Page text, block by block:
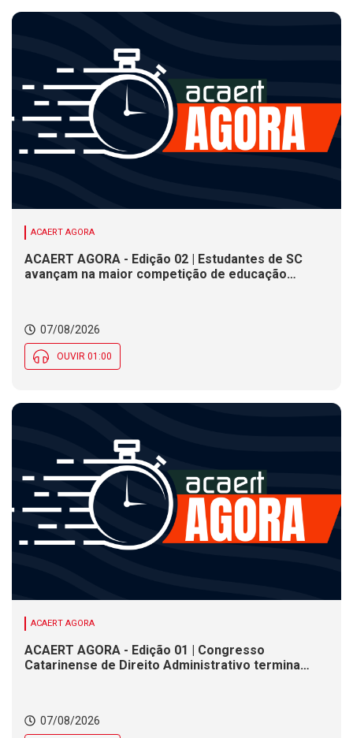
ACAERT AGORA
ACAERT AGORA - Edição 02 | Estudantes de SC
avançam na maior competição de educação
Social nesta sexta (7)
07/08/2026
OUVIR 01:00
ACAERT AGORA
ACAERT AGORA - Edição 01 | Congresso
Catarinense de Direito Administrativo termina
mantém em parte de SC
07/08/2026